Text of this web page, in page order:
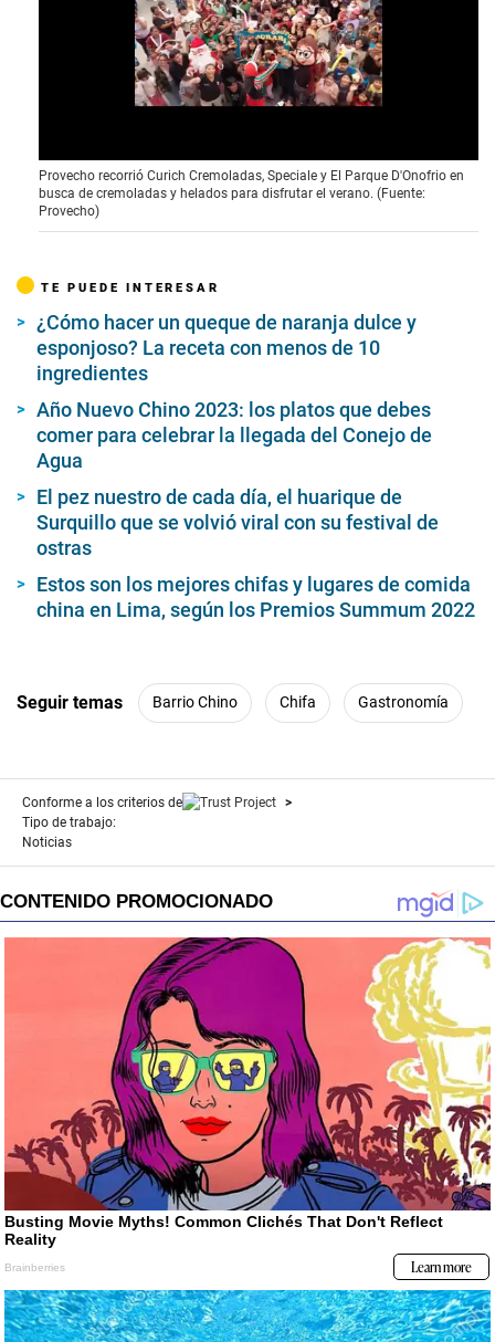
0
o
f
2
6
c
n
d
s
Provecho recorrió Curich Cremoladas, Speciale y El Parque D'Onofrio en
busca de cremoladas y helados para disfrutar el verano. (Fuente:
Provecho)
TE PUEDE INTERESAR
¿Cómo hacer un queque de naranja dulce y
esponjoso? La receta con menos de 10
ingredientes
Año Nuevo Chino 2023: los platos que debes
comer para celebrar la llegada del Conejo de
Agua
El pez nuestro de cada día, el huarique de
Surquillo que se volvió viral con su festival de
ostras
Estos son los mejores chifas y lugares de comida
china en Lima, según los Premios Summum 2022
Seguir temas Barrio Chino Chifa Gastronomía
Conforme a los criterios de
Tipo de trabajo:
Noticias